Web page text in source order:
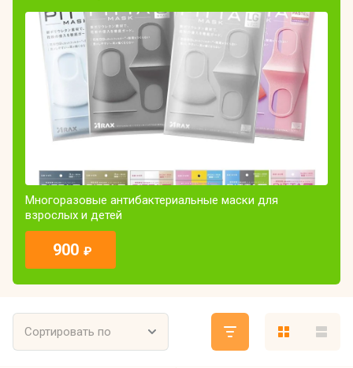
Многоразовые антибактериальные маски для
взрослых и детей
900 ₽
Сортировать по